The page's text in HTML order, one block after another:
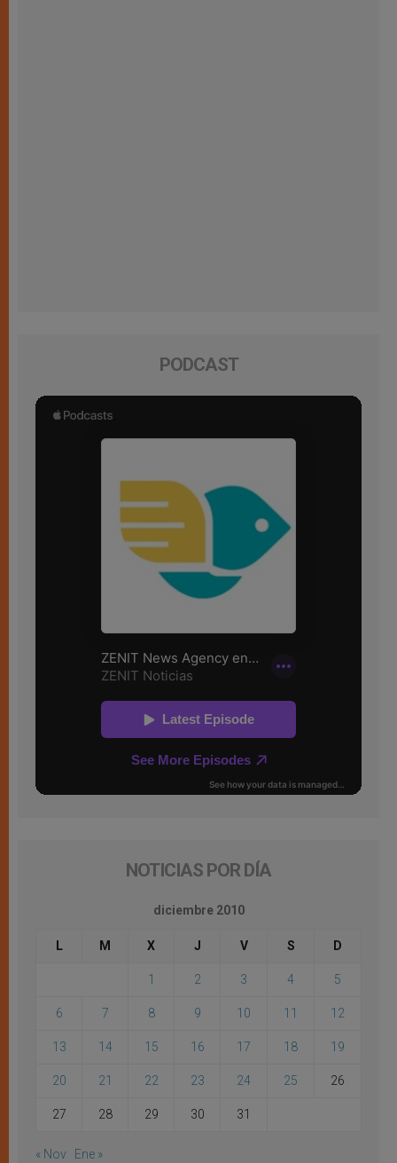
PODCAST
NOTICIAS POR DÍA
diciembre 2010
L M X J V S D
1 2 3 4 5
6 7 8 9 10 11 12
13 14 15 16 17 18 19
20 21 22 23 24 25 26
27 28 29 30 31
« Nov Ene »